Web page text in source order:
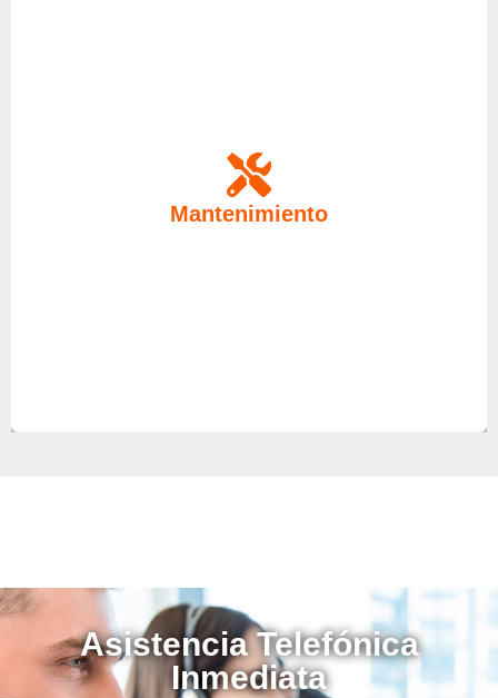
Mantenimiento
Un mantenimiento ocasional de sus equipos es
muy necesario, por eso en nuestro servicio técnico
ponemos a su disposición a nuestros mejores
Asistencia Telefónica
Inmediata